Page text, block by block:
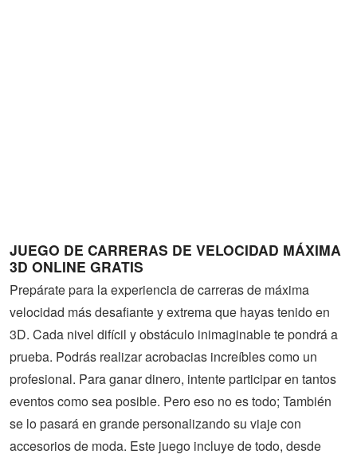
Animaciones
JUEGO DE CARRERAS DE VELOCIDAD MÁXIMA
3D ONLINE GRATIS
Prepárate para la experiencia de carreras de máxima
velocidad más desafiante y extrema que hayas tenido en
3D. Cada nivel difícil y obstáculo inimaginable te pondrá a
prueba. Podrás realizar acrobacias increíbles como un
profesional. Para ganar dinero, intente participar en tantos
eventos como sea posible. Pero eso no es todo; También
se lo pasará en grande personalizando su viaje con
accesorios de moda. Este juego incluye de todo, desde